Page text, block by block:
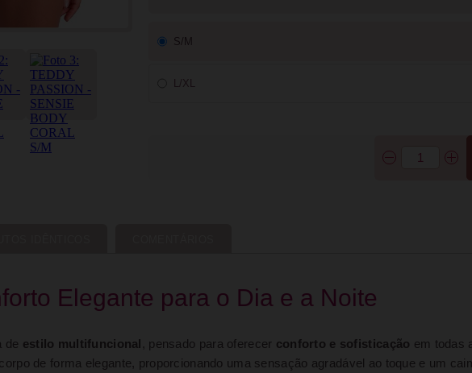
S/M
L/XL
Elegante para o Dia e a Noite
de estilo multifuncional , pensado para oferecer conforto e sofisticação em todas
de forma elegante, proporcionando uma sensação agradável ao toque e um